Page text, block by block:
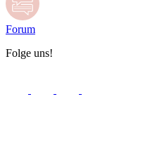
Forum
Folge uns!